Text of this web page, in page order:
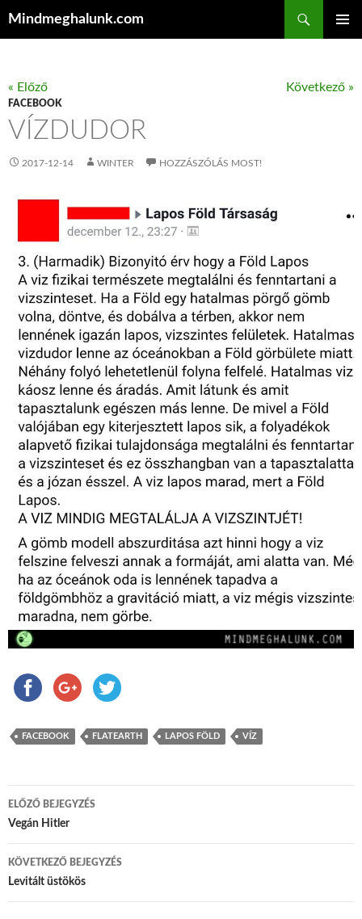
Mindmeghalunk.com
« Előző Következő »
FACEBOOK
VÍZDUDOR
2017-12-14 WINTER HOZZÁSZÓLÁS MOST!
FACEBOOK FLATEARTH LAPOS FÖLD VÍZ
Bejegyzés navigáció
ELŐZŐ BEJEGYZÉS
Vegán Hitler
KÖVETKEZŐ BEJEGYZÉS
Levitált üstökös